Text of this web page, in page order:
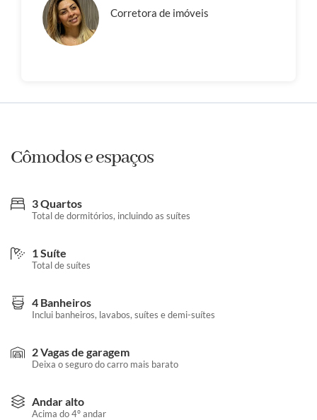
Corretora de imóveis
Cômodos e espaços
3 Quartos
Total de dormitórios, incluindo as suítes
1 Suíte
Total de suítes
4 Banheiros
Inclui banheiros, lavabos, suítes e demi-suítes
2 Vagas de garagem
Deixa o seguro do carro mais barato
Andar alto
Acima do 4º andar